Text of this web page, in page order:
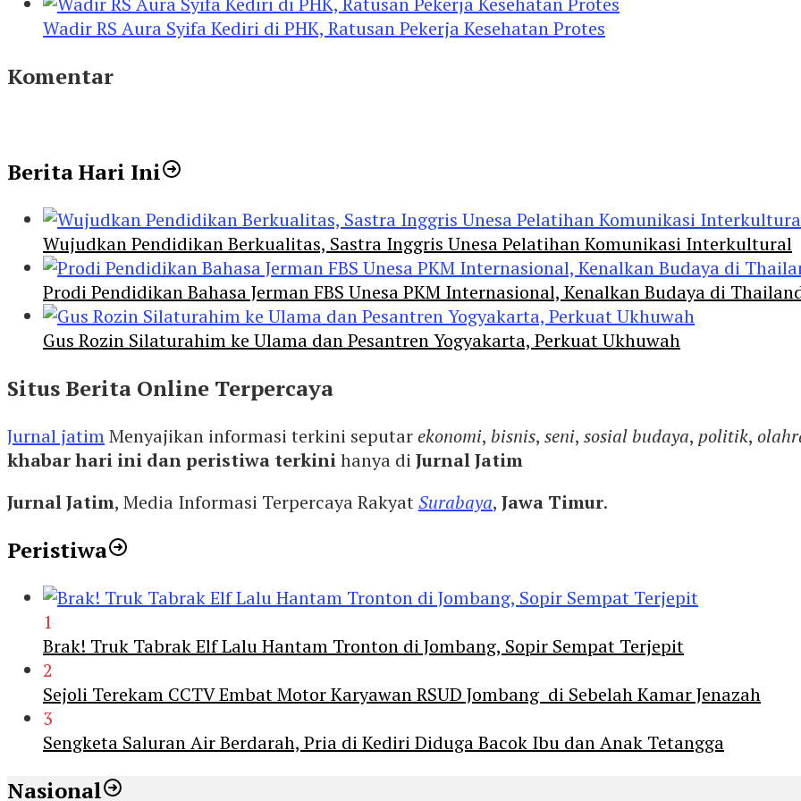
Wadir RS Aura Syifa Kediri di PHK, Ratusan Pekerja Kesehatan Protes
Komentar
Berita Hari Ini
Wujudkan Pendidikan Berkualitas, Sastra Inggris Unesa Pelatihan Komunikasi Interkultural
Prodi Pendidikan Bahasa Jerman FBS Unesa PKM Internasional, Kenalkan Budaya di
Gus Rozin Silaturahim ke Ulama dan Pesantren Yogyakarta, Perkuat Ukhuwah
Situs Berita Online Terpercaya
Jurnal jatimMenyajikan informasi terkini seputarekonomi, bisnis, seni, sosial budaya, politik,
khabar hari ini dan peristiwa terkinihanya di Jurnal Jatim
Jurnal Jatim, Media Informasi Terpercaya RakyatSurabaya, Jawa Timur.
Peristiwa
1
Brak! Truk Tabrak Elf Lalu Hantam Tronton di Jombang, Sopir Sempat Terjepit
2
Sejoli Terekam CCTV Embat Motor Karyawan RSUD Jombang di Sebelah Kamar Jenazah
3
Sengketa Saluran Air Berdarah, Pria di Kediri Diduga Bacok Ibu dan Anak Tetangga
Nasional